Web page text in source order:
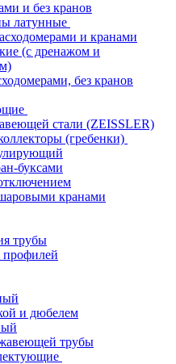
и без кранов
латунные
и кранами
(с дренажом и
без кранов
стали (ZEISSLER)
(гребенки)
буксами
кранами
трубы
и дюбелем
трубы